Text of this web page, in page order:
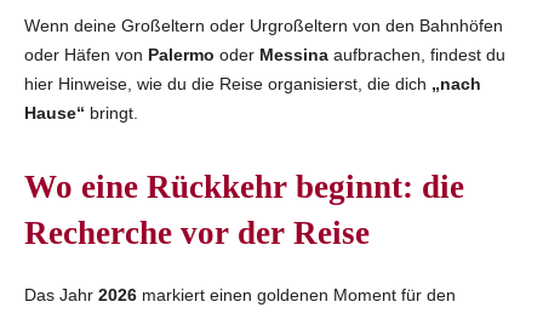
Wenn deine Großeltern oder Urgroßeltern von den Bahnhöfen
oder Häfen von Palermo oder Messina aufbrachen, findest du
hier Hinweise, wie du die Reise organisierst, die dich „nach
Hause“ bringt.
Wo eine Rückkehr beginnt: die
Recherche vor der Reise
Das Jahr 2026 markiert einen goldenen Moment für den